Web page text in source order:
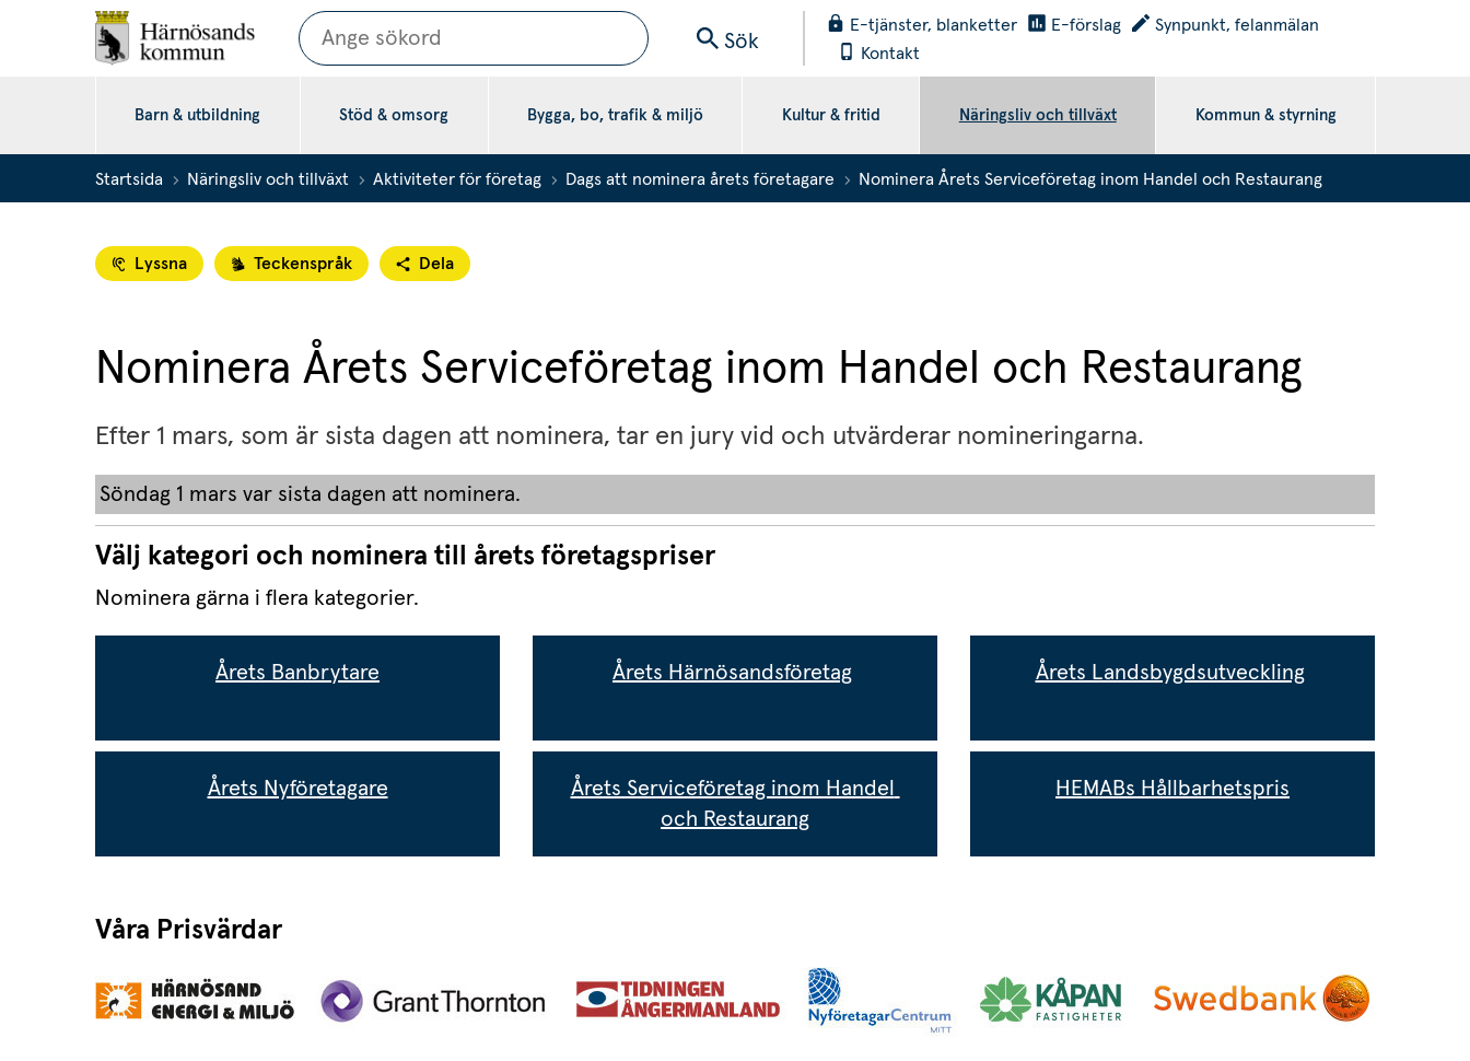
Sök
Sök
E-tjänster, blanketter E-förslag
Synpunkt, felanmälan
Kontakt
Barn & utbildning Stöd & omsorg Bygga, bo, trafik & miljö Kultur & fritid Näringsliv och tillväxt Kommun & styrning
Startsida Näringsliv och tillväxt Aktiviteter för företag Dags att nominera årets företagare Nominera Årets Serviceföretag inom Handel och Restaurang
Lyssna Teckenspråk Dela
Nominera Årets Serviceföretag inom Handel och Restaurang
Efter 1 mars, som är sista dagen att nominera, tar en jury vid och utvärderar nomineringarna.
Söndag 1 mars var sista dagen att nominera.
Välj kategori och nominera till årets företagspriser
Nominera gärna i flera kategorier.
Årets Banbrytare Årets Härnösandsföretag Årets Landsbygdsutveckling
Årets Nyföretagare
Årets Serviceföretag inom Handel
och Restaurang
HEMABs Hållbarhetspris
Våra Prisvärdar